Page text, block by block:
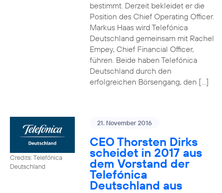
bestimmt. Derzeit bekleidet er die
Position des Chief Operating Officer.
Markus Haas wird Telefónica
Deutschland gemeinsam mit Rachel
Empey, Chief Financial Officer,
führen. Beide haben Telefónica
Deutschland durch den
erfolgreichen Börsengang, den […]
Credits: Telefónica
Deutschland
21. November 2016
CEO Thorsten Dirks
scheidet in 2017 aus
dem Vorstand der
Telefónica
Deutschland aus